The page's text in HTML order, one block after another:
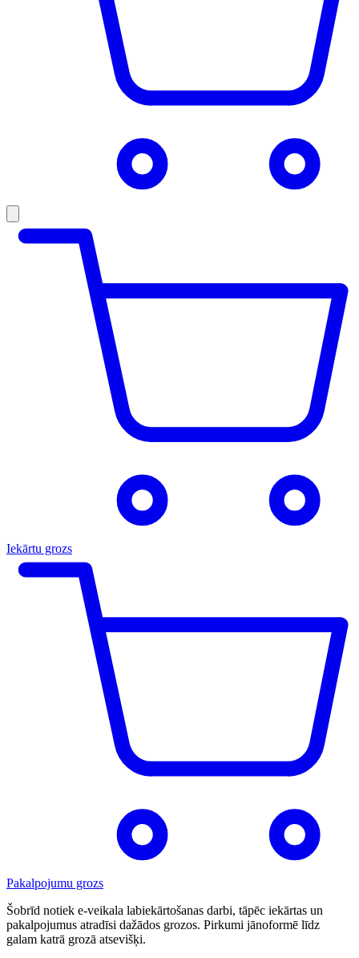
Iekārtu grozs
Pakalpojumu grozs
Šobrīd notiek e-veikala labiekārtošanas darbi, tāpēc iekārtas un
pakalpojumus atradīsi dažādos grozos. Pirkumi jānoformē līdz
galam katrā grozā atsevišķi.